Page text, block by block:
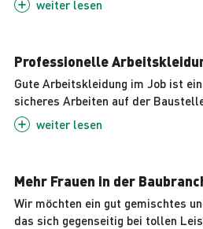
weiterlesen
Professionelle
Gute Arbeitskleidung im Job ist
sicheres Arbeiten auf der
weiterlesen
Mehr Frauen in der
Wir möchten ein gut gemischtes
das sich gegenseitig bei tollen